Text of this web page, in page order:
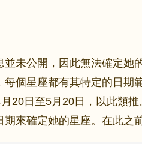
並未公開，因此無法確定她
每個星座都有其特定的日期
20日至5月20日，以此類
期來確定她的星座。在此之